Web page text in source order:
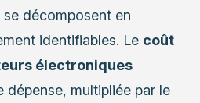
se décomposent en
identifiables. Le coût
électroniques
dépense, multipliée par le